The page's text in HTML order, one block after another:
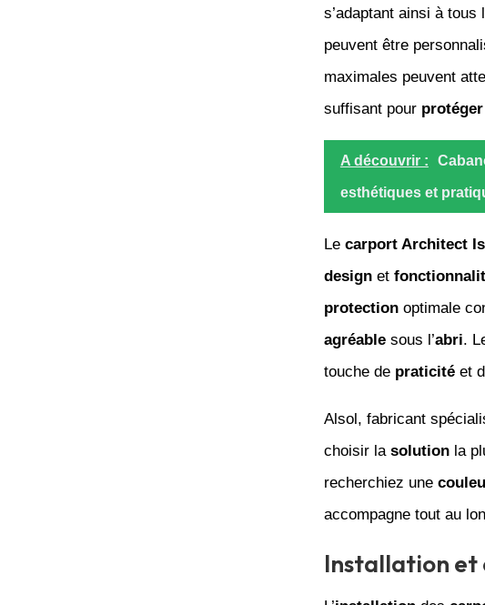
s’adaptant ainsi à tous
peuvent être
maximales peuvent
suffisant pour protéger
A découvrir :
esthétiques et
Le carport Architect
designet
protectionoptimale
agréablesous l’abri.
touche de praticitéet
Alsol, fabricant
choisir la solutionla
recherchiez une
accompagne tout au
Installation et